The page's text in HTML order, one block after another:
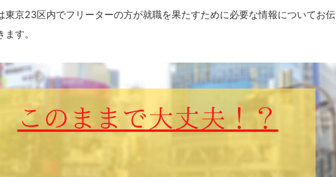
東京23区内でフリーターの方が就職を果たすために必要な情報についてお伝
す。